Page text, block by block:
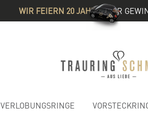
WIR FEIERN 20 JAHRE& IHR
VERLOBUNGSRINGE